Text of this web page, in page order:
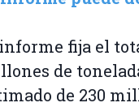
fija el
de
de 230